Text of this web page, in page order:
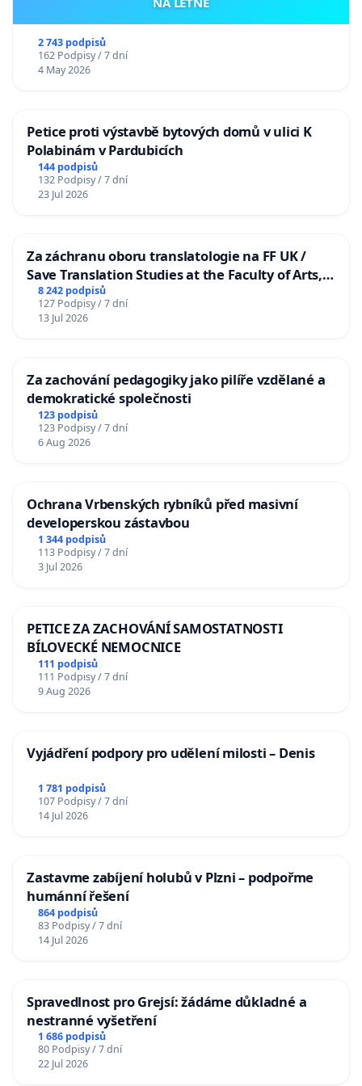
Infancy, Infant Psychiatry 1995, 4:571-587.
2 743 podpisů
162 Podpisy / 7 dní
4 May 2026
Petice proti výstavbě bytových domů v ulici K
Polabinám v Pardubicích
144 podpisů
132 Podpisy / 7 dní
23 Jul 2026
Za záchranu oboru translatologie na FF UK /
Save Translation Studies at the Faculty of Arts,
Charles University
8 242 podpisů
127 Podpisy / 7 dní
13 Jul 2026
Za zachování pedagogiky jako pilíře vzdělané a
demokratické společnosti
123 podpisů
123 Podpisy / 7 dní
6 Aug 2026
Ochrana Vrbenských rybníků před masivní
developerskou zástavbou
1 344 podpisů
113 Podpisy / 7 dní
3 Jul 2026
PETICE ZA ZACHOVÁNÍ SAMOSTATNOSTI
BÍLOVECKÉ NEMOCNICE
111 podpisů
111 Podpisy / 7 dní
9 Aug 2026
Vyjádření podpory pro udělení milosti – Denis
1 781 podpisů
107 Podpisy / 7 dní
14 Jul 2026
Zastavme zabíjení holubů v Plzni – podpořme
humánní řešení
864 podpisů
83 Podpisy / 7 dní
14 Jul 2026
Spravedlnost pro Grejsí: žádáme důkladné a
nestranné vyšetření
1 686 podpisů
80 Podpisy / 7 dní
22 Jul 2026